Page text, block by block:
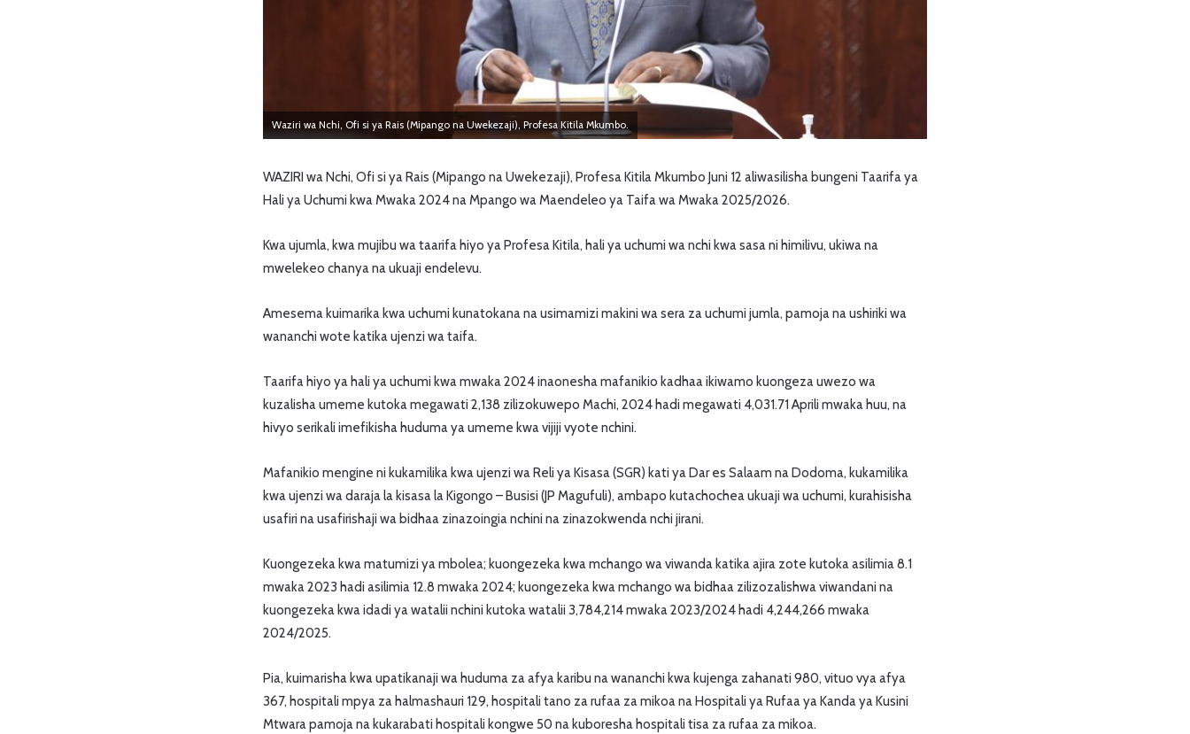
Waziri wa Nchi, Ofi si ya Rais (Mipango na Uwekezaji), Profesa Kitila Mkumbo.
WAZIRI wa Nchi, Ofi si ya Rais (Mipango na Uwekezaji), Profesa Kitila Mkumbo Juni 12 aliwasilisha bungeni Taarifa ya
Hali ya Uchumi kwa Mwaka 2024 na Mpango wa Maendeleo ya Taifa wa Mwaka 2025/2026.
Kwa ujumla, kwa mujibu wa taarifa hiyo ya Profesa Kitila, hali ya uchumi wa nchi kwa sasa ni himilivu, ukiwa na
mwelekeo chanya na ukuaji endelevu.
Amesema kuimarika kwa uchumi kunatokana na usimamizi makini wa sera za uchumi jumla, pamoja na ushiriki wa
wananchi wote katika ujenzi wa taifa.
Taarifa hiyo ya hali ya uchumi kwa mwaka 2024 inaonesha mafanikio kadhaa ikiwamo kuongeza uwezo wa
kuzalisha umeme kutoka megawati 2,138 zilizokuwepo Machi, 2024 hadi megawati 4,031.71 Aprili mwaka huu, na
hivyo serikali imefikisha huduma ya umeme kwa vijiji vyote nchini.
Mafanikio mengine ni kukamilika kwa ujenzi wa Reli ya Kisasa (SGR) kati ya Dar es Salaam na Dodoma, kukamilika
kwa ujenzi wa daraja la kisasa la Kigongo – Busisi (JP Magufuli), ambapo kutachochea ukuaji wa uchumi, kurahisisha
usafiri na usafirishaji wa bidhaa zinazoingia nchini na zinazokwenda nchi jirani.
Kuongezeka kwa matumizi ya mbolea; kuongezeka kwa mchango wa viwanda katika ajira zote kutoka asilimia 8.1
mwaka 2023 hadi asilimia 12.8 mwaka 2024; kuongezeka kwa mchango wa bidhaa zilizozalishwa viwandani na
kuongezeka kwa idadi ya watalii nchini kutoka watalii 3,784,214 mwaka 2023/2024 hadi 4,244,266 mwaka
2024/2025.
Pia, kuimarisha kwa upatikanaji wa huduma za afya karibu na wananchi kwa kujenga zahanati 980, vituo vya afya
367, hospitali mpya za halmashauri 129, hospitali tano za rufaa za mikoa na Hospitali ya Rufaa ya Kanda ya Kusini
Mtwara pamoja na kukarabati hospitali kongwe 50 na kuboresha hospitali tisa za rufaa za mikoa.